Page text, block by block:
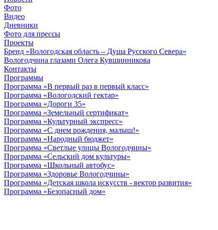
Фото
Видео
Дневники
Фото для прессы
Проекты
Бренд «Вологодская область – Душа Русского Севера»
Вологодчина глазами Олега Кувшинникова
Контакты
Программы
Программа «В первый раз в первый класс»
Программа «Вологодский гектар»
Программа «Дороги 35»
Программа «Земельный сертификат»
Программа «Культурный экспресс»
Программа «С днем рождения, малыш!»
Программа «Народный бюджет»
Программа «Светлые улицы Вологодчины»
Программа «Сельский дом культуры»
Программа «Школьный автобус»
Программа «Здоровье Вологодчины»
Программа «Детская школа искусств - вектор развития»
Программа «Безопасный дом»